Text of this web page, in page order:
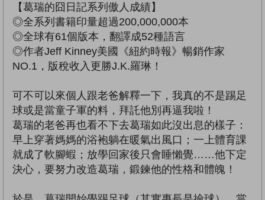
【葛瑞的囧日記系列傲人成績】
◎全系列書籍印量超過200,000,000本
◎全球有61個版本，翻譯成52種語言
◎作者Jeff Kinney美國《紐約時報》暢銷作家
NO.1，版稅收入更勝J.K.羅琳！
可不可以來個人跟老爸解釋一下，我真的不是踢足
球或是當童子軍的料，拜託他別再逼我啦！
葛瑞的老爸再也看不下去葛瑞如此沒出息的樣子：
早上穿著媽媽的浴袍躺在暖氣出風口；一上體育課
就成了軟腳蝦；放學回家後只會睡懶覺……他下定
決心，要努力改造葛瑞，鍛鍊他的性格和體魄！